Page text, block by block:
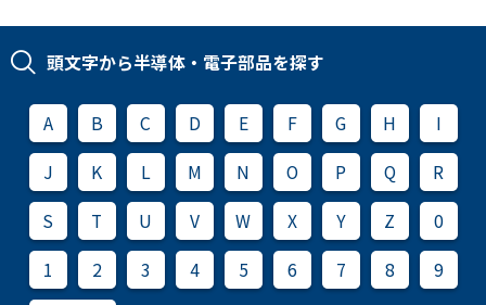
頭文字から半導体・電子部品を探す
A B C D E F G H
I
J
K L M N O P Q
R
S
T U V W X Y Z
0
1
2 3 4 5 6 7 8
9